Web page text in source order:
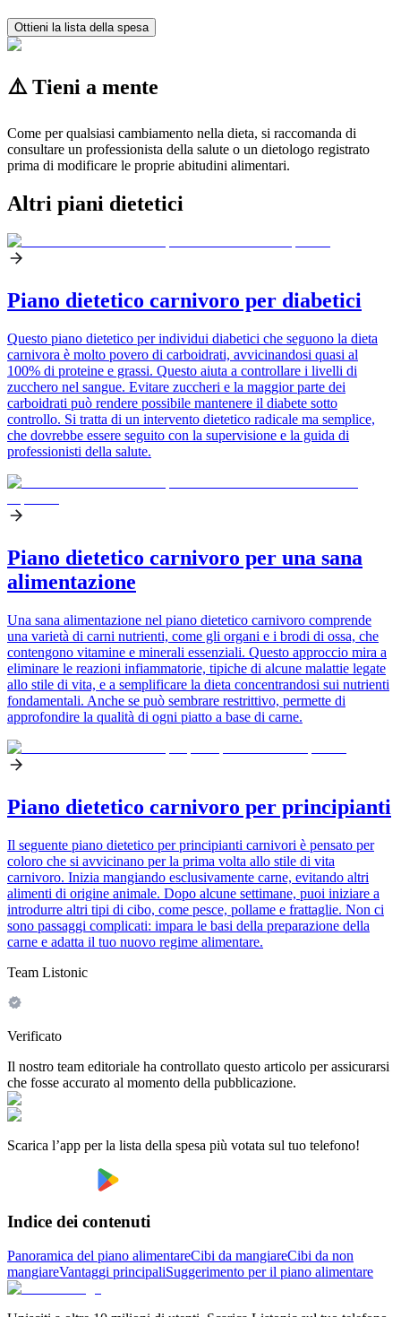
Ottieni la lista della spesa
⚠️ Tieni a mente
Come per qualsiasi cambiamento nella dieta, si raccomanda di
consultare un professionista della salute o un dietologo registrato
prima di modificare le proprie abitudini alimentari.
Altri piani dietetici
Piano dietetico carnivoro per diabetici
Questo piano dietetico per individui diabetici che seguono la dieta
carnivora è molto povero di carboidrati, avvicinandosi quasi al
100% di proteine e grassi. Questo aiuta a controllare i livelli di
zucchero nel sangue. Evitare zuccheri e la maggior parte dei
carboidrati può rendere possibile mantenere il diabete sotto
controllo. Si tratta di un intervento dietetico radicale ma semplice,
che dovrebbe essere seguito con la supervisione e la guida di
professionisti della salute.
Piano dietetico carnivoro per una sana
alimentazione
Una sana alimentazione nel piano dietetico carnivoro comprende
una varietà di carni nutrienti, come gli organi e i brodi di ossa, che
contengono vitamine e minerali essenziali. Questo approccio mira a
eliminare le reazioni infiammatorie, tipiche di alcune malattie legate
allo stile di vita, e a semplificare la dieta concentrandosi sui nutrienti
fondamentali. Anche se può sembrare restrittivo, permette di
approfondire la qualità di ogni piatto a base di carne.
Piano dietetico carnivoro per principianti
Il seguente piano dietetico per principianti carnivori è pensato per
coloro che si avvicinano per la prima volta allo stile di vita
carnivoro. Inizia mangiando esclusivamente carne, evitando altri
alimenti di origine animale. Dopo alcune settimane, puoi iniziare a
introdurre altri tipi di cibo, come pesce, pollame e frattaglie. Non ci
sono passaggi complicati: impara le basi della preparazione della
carne e adatta il tuo nuovo regime alimentare.
Team Listonic
Verificato
Il nostro team editoriale ha controllato questo articolo per assicurarsi
che fosse accurato al momento della pubblicazione.
Scarica l’app per la lista della spesa più votata sul tuo telefono!
Indice dei contenuti
Panoramica del piano alimentareCibi da mangiareCibi da non
mangiareVantaggi principaliSuggerimento per il piano alimentare